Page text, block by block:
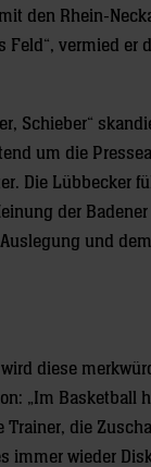
den Rhein-
vermied er
Schieber“
um die
Die Lübbecker
der
und
diese
„Im Basketball
die
immer wieder